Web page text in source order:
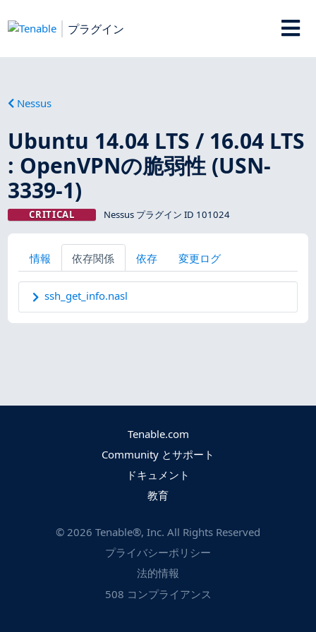
プラグイン
Nessus
Ubuntu 14.04 LTS / 16.04 LTS
: OpenVPNの脆弱性 (USN-
3339-1)
CRITICAL Nessus プラグイン ID 101024
情報 依存関係 依存 変更ログ
ssh_get_info.nasl
Tenable.com
Community とサポート
ドキュメント
教育
© 2026 Tenable®, Inc. All Rights Reserved
プライバシーポリシー
法的情報
508 コンプライアンス